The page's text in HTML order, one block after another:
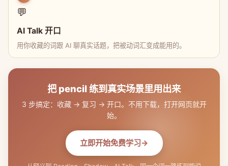
💬
AI Talk 开口
用你收藏的词跟 AI 聊真实话题，把被动词汇变成能用的。
把 pencil 练到真实场景里用出来
3 步搞定：收藏 → 复习 → 开口。不用下载，打开网页就开
始。
立即开始免费学习